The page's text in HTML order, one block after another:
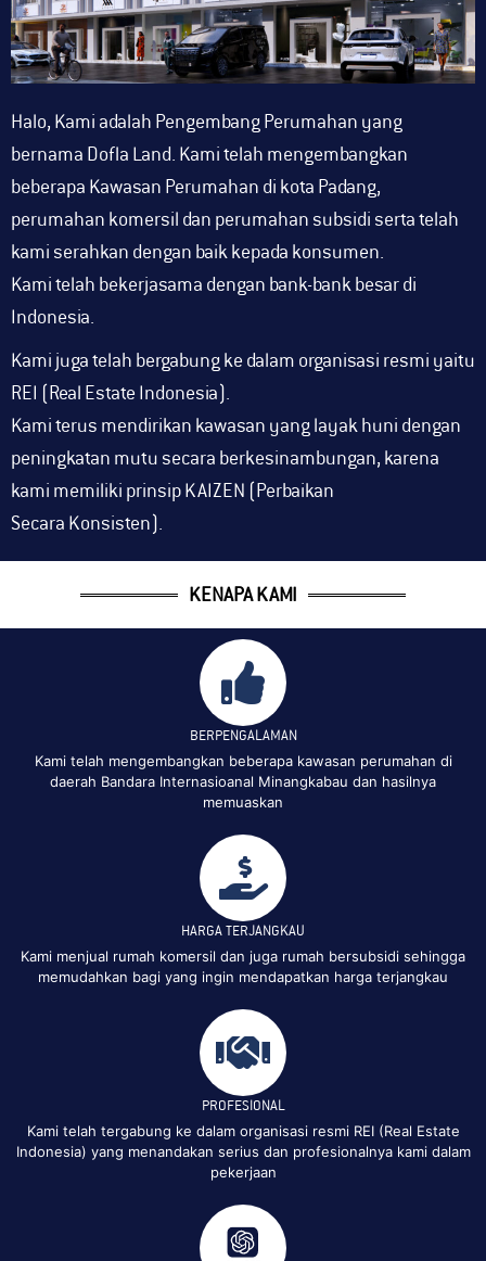
Halo, Kami adalah Pengembang Perumahan yang
bernama Dofla Land. Kami telah mengembangkan
beberapa Kawasan Perumahan di kota Padang,
perumahan komersil dan perumahan subsidi serta telah
kami serahkan dengan baik kepada konsumen.
Kami telah bekerjasama dengan bank-bank besar di
Indonesia.
Kami juga telah bergabung ke dalam organisasi resmi yaitu
REI (Real Estate Indonesia).
Kami terus mendirikan kawasan yang layak huni dengan
peningkatan mutu secara berkesinambungan, karena
kami memiliki prinsip KAIZEN (Perbaikan
Secara Konsisten).
KENAPA KAMI
BERPENGALAMAN
Kami telah mengembangkan beberapa kawasan perumahan di
daerah Bandara Internasioanal Minangkabau dan hasilnya
memuaskan
HARGA TERJANGKAU
Kami menjual rumah komersil dan juga rumah bersubsidi sehingga
memudahkan bagi yang ingin mendapatkan harga terjangkau
PROFESIONAL
Kami telah tergabung ke dalam organisasi resmi REI (Real Estate
Indonesia) yang menandakan serius dan profesionalnya kami dalam
pekerjaan